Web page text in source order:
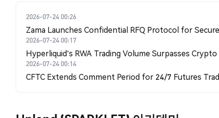
2026-07-24 00:26
Zama Launches Confidential RFQ Protocol for
2026-07-24 00:17
Hyperliquid's RWA Trading Volume Surpasses
2026-07-24 00:14
CFTC Extends Comment Period for 24/7 Futures